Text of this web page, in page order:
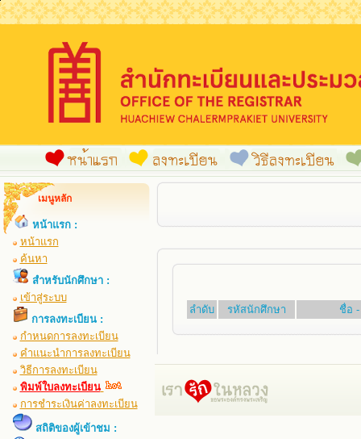
เมนูหลัก
หน้าแรก :
หน้าแรก
ค้นหา
สำหรับนักศึกษา :
เข้าสู่ระบบ
การลงทะเบียน :
กำหนดการลงทะเบียน
คำแนะนำการลงทะเบียน
วิธีการลงทะเบียน
พิมพ์ใบลงทะเบียน
การชำระเงินค่าลงทะเบียน
สถิติของผู้เข้าชม :
ลำดับ รหัสนักศึกษา ชื่อ